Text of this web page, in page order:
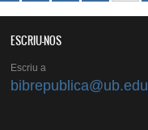
ESCRIU-NOS
Escriu a
bibrepublica@ub.edu